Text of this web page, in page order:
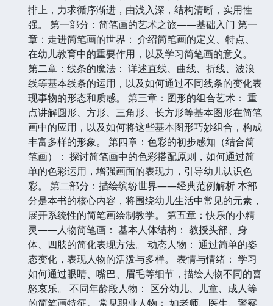
排上，力求循序渐进，由浅入深，结构清晰，实用性
强。 第一部分：简笔画的艺术之旅——基础入门 第一
章：走进简笔画的世界： 介绍简笔画的定义、特点、
在幼儿教育中的重要作用，以及学习简笔画的意义。
第二章：线条的魔法： 详述直线、曲线、折线、波浪
线等基本线条的运用，以及如何通过不同线条的变化表
现事物的形态和质感。 第三章：图形的组合艺术： 重
点讲解圆形、方形、三角形、长方形等基本图形在简笔
画中的应用，以及如何将这些基本图形巧妙组合，构成
丰富多样的形象。 第四章：色彩的初步感知（结合简
笔画）： 探讨简笔画中的色彩搭配原则，如何通过简
单的色彩运用，增强画面的表现力，引导幼儿认识色
彩。 第二部分：描绘缤纷世界——经典范例解析 本部
分是本书的核心内容，将围绕幼儿生活中常见的元素，
展开系统性的简笔画绘制教学。 第五章：快乐的小精
灵——人物简笔画： 基本人体结构： 教授头部、身
体、四肢的简化表现方法。 动态人物： 通过简单的姿
态变化，表现人物的活泼与多样。 表情与情绪： 学习
如何通过眼睛、嘴巴、眉毛等细节，描绘人物不同的喜
怒哀乐。 不同年龄段人物： 区分幼儿、儿童、成人等
的简笔画特征。 常见职业人物： 如老师、医生、警察